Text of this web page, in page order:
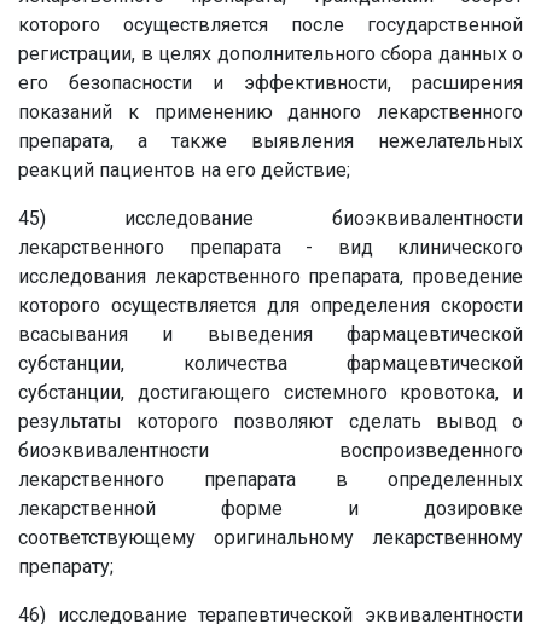
которого осуществляется после государственной
регистрации, в целях дополнительного сбора данных о
его безопасности и эффективности, расширения
показаний к применению данного лекарственного
препарата, а также выявления нежелательных
реакций пациентов на его действие;
45) исследование биоэквивалентности
лекарственного препарата - вид клинического
исследования лекарственного препарата, проведение
которого осуществляется для определения скорости
всасывания и выведения фармацевтической
субстанции, количества фармацевтической
субстанции, достигающего системного кровотока, и
результаты которого позволяют сделать вывод о
биоэквивалентности воспроизведенного
лекарственного препарата в определенных
лекарственной форме и дозировке
соответствующему оригинальному лекарственному
препарату;
46) исследование терапевтической эквивалентности